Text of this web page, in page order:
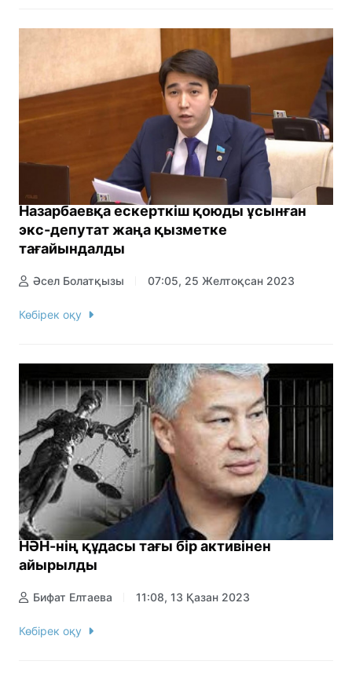
Назарбаевқа ескерткіш қоюды ұсынған
экс-депутат жаңа қызметке
тағайындалды
Әсел Болатқызы 07:05, 25 Желтоқсан 2023
Көбірек оқу
НӘН-нің құдасы тағы бір активінен
айырылды
Бифат Елтаева 11:08, 13 Қазан 2023
Көбірек оқу